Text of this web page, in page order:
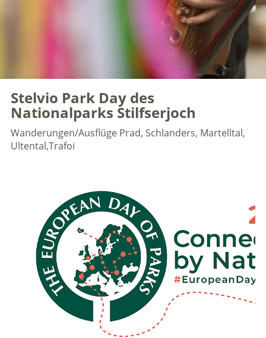
Stelvio Park Day des
Nationalparks Stilfserjoch
Wanderungen/Ausflüge Prad, Schlanders, Martelltal,
Ultental,Trafoi